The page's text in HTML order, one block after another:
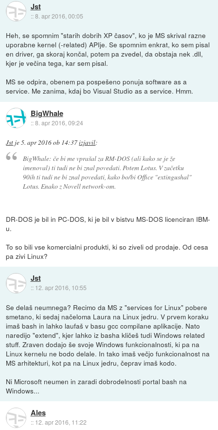
Jst
::8. apr 2016, 00:05
Heh, se spomnim "starih dobrih XP časov", ko je MS skrival razne
uporabne kernel (-related) APIje. Se spomnim enkrat, ko sem pisal
en driver, ga skoraj končal, potem pa zvedel, da obstaja nek .dll,
kjer je večina tega, kar sem pisal.
MS se odpira, obenem pa pospešeno ponuja software as a
service. Me zanima, kdaj bo Visual Studio as a service. Hmm.
BigWhale
::8. apr 2016, 09:24
Jst je5. apr 2016 ob 14:37izjavil:
BigWhale: če bi me vprašal za RM-DOS (ali kako se je že
imenoval) ti tudi ne bi znal povedati. Potem Lotus. V začetku
90ih ti tudi ne bi znal povedati, kako bo/bi Office "extingushal"
Lotus. Enako z Novell network-om.
DR-DOS je bil in PC-DOS, ki je bil v bistvu MS-DOS licenciran IBM-
u.
To so bili vse komercialni produkti, ki so ziveli od prodaje. Od cesa
pa zivi Linux?
Jst
:: 12. apr 2016, 10:55
Se delaš neumnega? Recimo da MS z "services for Linux" pobere
smetano, ki sedaj načeloma Laura na Linux jedru. V prvem koraku
imaš bash in lahko laufaš v basu gcc compilane aplikacije. Nato
naredijo "extend", kjer lahko iz basha kličeš tudi Windows related
stuff. Zraven dodajo še svoje Windows funkcionalnosti, ki pa na
Linux kernelu ne bodo delale. In tako imaš večjo funkcionalnost na
MS arhitekturi, kot pa na Linux jedru, čeprav imaš kodo.
Ni Microsoft neumen in zaradi dobrodelnosti portal bash na
Windows...
Ales
:: 12. apr 2016, 11:22